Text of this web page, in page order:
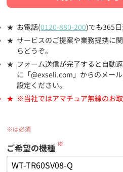
お電話(0120-880-200)でも365日
サービスのご提案や業務提携に
らどうぞ。
フォーム送信が完了すると自動
に「@exseli.com」からのメー
設定ください。
※当社ではアマチュア無線のお取
※は必須
ご希望の機種 ※